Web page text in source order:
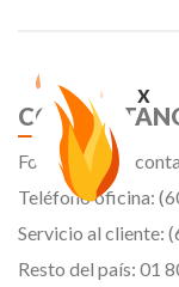
x
Formulario de
Teléfono oficina:
Servicio al cliente:
Resto del país: 01